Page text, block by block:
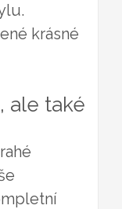
krásné
ale také